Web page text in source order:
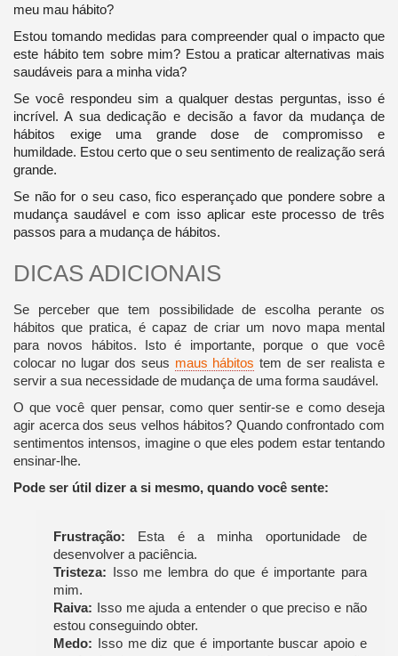
meu mau hábito?
Estou tomando medidas para compreender qual o impacto que
este hábito tem sobre mim? Estou a praticar alternativas mais
saudáveis ​​para a minha vida?
Se você respondeu sim a qualquer destas perguntas, isso é
incrível. A sua dedicação e decisão a favor da mudança de
hábitos exige uma grande dose de compromisso e
humildade. Estou certo que o seu sentimento de realização será
grande.
Se não for o seu caso, fico esperançado que pondere sobre a
mudança saudável e com isso aplicar este processo de três
passos para a mudança de hábitos.
DICAS ADICIONAIS
Se perceber que tem possibilidade de escolha perante os
hábitos que pratica, é capaz de criar um novo mapa mental
para novos hábitos. Isto é importante, porque o que você
colocar no lugar dos seus maus hábitos tem de ser realista e
servir a sua necessidade de mudança de uma forma saudável.
O que você quer pensar, como quer sentir-se e como deseja
agir acerca dos seus velhos hábitos? Quando confrontado com
sentimentos intensos, imagine o que eles podem estar tentando
ensinar-lhe.
Pode ser útil dizer a si mesmo, quando você sente:
Frustração: Esta é a minha oportunidade de
desenvolver a paciência.
Tristeza: Isso me lembra do que é importante para
mim.
Raiva: Isso me ajuda a entender o que preciso e não
estou conseguindo obter.
Medo: Isso me diz que é importante buscar apoio e